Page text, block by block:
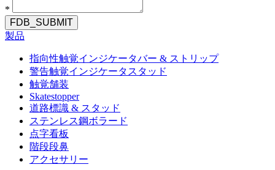
*
FDB_SUBMIT
製品
指向性触覚インジケータバー & ストリップ
警告触覚インジケータスタッド
触覚舗装
Skatestopper
道路標識 & スタッド
ステンレス鋼ボラード
点字看板
階段段鼻
アクセサリー